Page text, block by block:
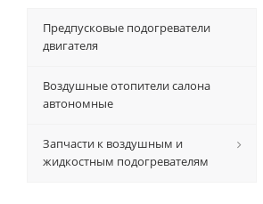
Предпусковые подогреватели
двигателя
Воздушные отопители салона
автономные
Запчасти к воздушным и
жидкостным подогревателям